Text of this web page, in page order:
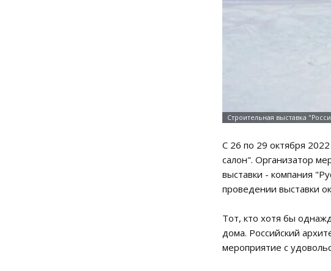
С 26 по 29 октября
салон". Организатор
выставки - компания
проведении выставки
Тот, кто хотя бы
дома. Российский
мероприятие с